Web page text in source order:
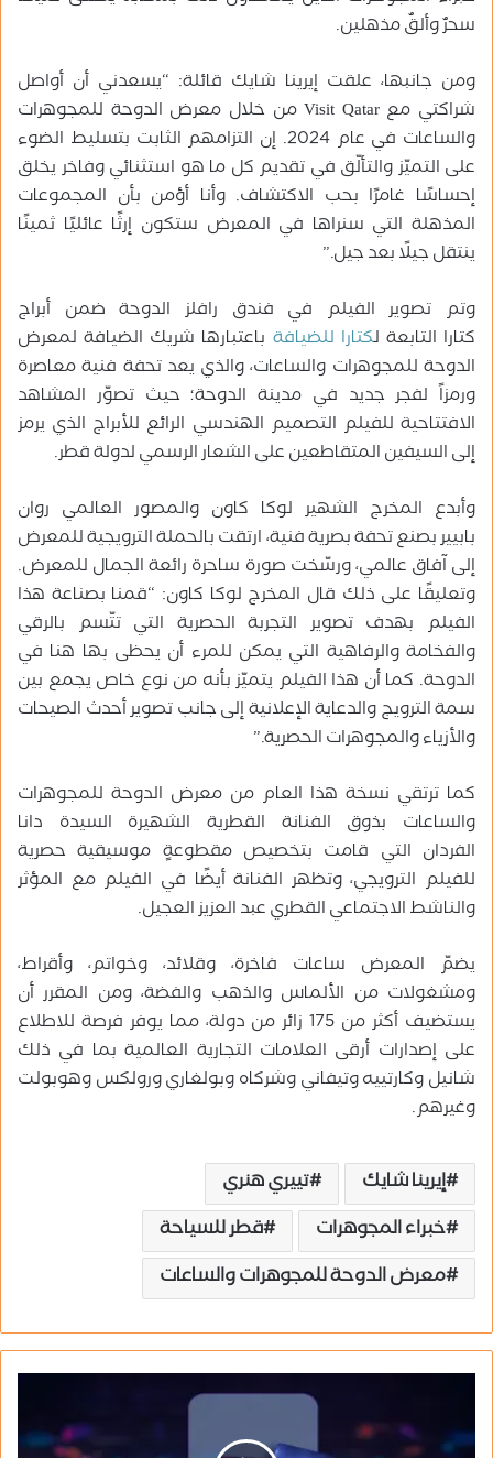
سحرٌ وألقٌ مذهلين.
ومن جانبها، علقت إيرينا شايك قائلة: “يسعدني أن أواصل
شراكتي مع Visit Qatar من خلال معرض الدوحة للمجوهرات
والساعات في عام 2024. إن التزامهم الثابت بتسليط الضوء
على التميّز والتألّق في تقديم كل ما هو استثنائي وفاخر يخلق
إحساسًا غامرًا بحب الاكتشاف. وأنا أؤمن بأن المجموعات
المذهلة التي سنراها في المعرض ستكون إرثًا عائليًا ثمينًا
ينتقل جيلًا بعد جيل.”
وتم تصوير الفيلم في فندق رافلز الدوحة ضمن أبراج
كتارا التابعة لكتارا للضيافة باعتبارها شريك الضيافة لمعرض
الدوحة للمجوهرات والساعات، والذي يعد تحفة فنية معاصرة
ورمزاً لفجر جديد في مدينة الدوحة؛ حيث تصوّر المشاهد
الافتتاحية للفيلم التصميم الهندسي الرائع للأبراج الذي يرمز
إلى السيفين المتقاطعين على الشعار الرسمي لدولة قطر.
وأبدع المخرج الشهير لوكا كاون والمصور العالمي روان
بابيير بصنع تحفة بصرية فنية، ارتقت بالحملة الترويجية للمعرض
إلى آفاق عالمي، ورسّخت صورة ساحرة رائعة الجمال للمعرض.
وتعليقًا على ذلك قال المخرج لوكا كاون: “قمنا بصناعة هذا
الفيلم بهدف تصوير التجربة الحصرية التي تتّسم بالرقي
والفخامة والرفاهية التي يمكن للمرء أن يحظى بها هنا في
الدوحة. كما أن هذا الفيلم يتميّز بأنه من نوع خاص يجمع بين
سمة الترويج والدعاية الإعلانية إلى جانب تصوير أحدث الصيحات
والأزياء والمجوهرات الحصرية.”
كما ترتقي نسخة هذا العام من معرض الدوحة للمجوهرات
والساعات بذوق الفنانة القطرية الشهيرة السيدة دانا
الفردان التي قامت بتخصيص مقطوعةٍ موسيقية حصرية
للفيلم الترويجي، وتظهر الفنانة أيضًا في الفيلم مع المؤثر
والناشط الاجتماعي القطري عبد العزيز العجيل.
يضمّ المعرض ساعات فاخرة، وقلائد، وخواتم، وأقراط،
ومشغولات من الألماس والذهب والفضة، ومن المقرر أن
يستضيف أكثر من 175 زائر من دولة، مما يوفر فرصة للاطلاع
على إصدارات أرقى العلامات التجارية العالمية بما في ذلك
شانيل وكارتييه وتيفاني وشركاه وبولغاري ورولكس وهوبولت
وغيرهم.
إيرينا شايك
تييري هنري
خبراء المجوهرات
قطر للسياحة
معرض الدوحة للمجوهرات والساعات